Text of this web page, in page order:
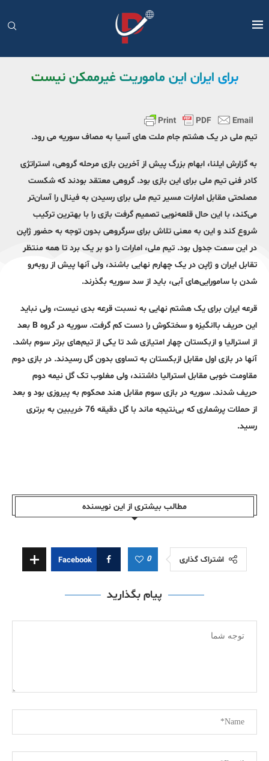
برای ایران این ماموریت غیرممکن نیست
تیم ملی در یک هشتم جام ملت های آسیا به مصاف سوریه می رود.
به گزارش ایلنا، ابهام بزرگ پیش از آخرین بازی مرحله گروهی، استراتژی
کادر فنی تیم ملی برای این بازی بود. گروهی معتقد بودند که شکست
مصلحتی مقابل امارات مسیر تیم ملی برای رسیدن به فینال را آسان‌تر
می‌کند، با این حال قلعه‌نویی تصمیم گرفت بازی را با بهترین ترکیب
شروع کند و این به معنی تلاش برای سرگروهی بدون توجه به حضور ژاپن
در این سمت جدول بود. تیم ملی، امارات را دو بر یک برد تا همه منتظر
تقابل ایران و ژاپن در یک چهارم نهایی باشند، ولی آنها پیش از روبه‌رو
شدن با سامورایی‌های آبی، باید از سد سوریه بگذرند.
قرعه ایران برای یک هشتم نهایی به نسبت قرعه بدی نیست، ولی نباید
این حریف باانگیزه و سختکوش را دست کم گرفت. سوریه در گروه B بعد
از استرالیا و ازبکستان چهار امتیازی شد تا یکی از تیم‌های برتر سوم باشد.
آنها در بازی اول مقابل ازبکستان به تساوی بدون گل رسیدند. در بازی دوم
مقاومت خوبی مقابل استرالیا داشتند، ولی مغلوب تک گل نیمه دوم
حریف شدند. سوریه در بازی سوم مقابل هند محکوم به پیروزی بود و بعد
از حملات پرشماری که بی‌نتیجه ماند با گل دقیقه 76 خریبین به برتری
رسید.
مطالب بیشتری از این نویسندە
اشتراک گذاری 0
Facebook
پیام بگذارید